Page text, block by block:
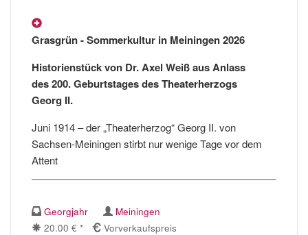
Grasgrün - Sommerkultur in Meiningen 2026
Historienstück von Dr. Axel Weiß aus Anlass
des 200. Geburtstages des Theaterherzogs
Georg II.
Juni 1914 – der „Theaterherzog“ Georg II. von
Sachsen-Meiningen stirbt nur wenige Tage vor dem
Attent
Georgjahr
Meiningen
20.00 € *
Vorverkaufspreis